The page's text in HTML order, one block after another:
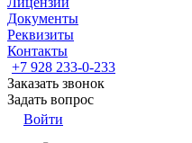
Документы
Реквизиты
Контакты
+7 928 233-0-233
Заказать звонок
Задать вопрос
Войти